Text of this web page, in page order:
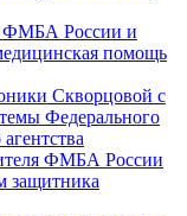
ФМБА России и
помощь
Скворцовой с
Федерального
ФМБА России
защитника